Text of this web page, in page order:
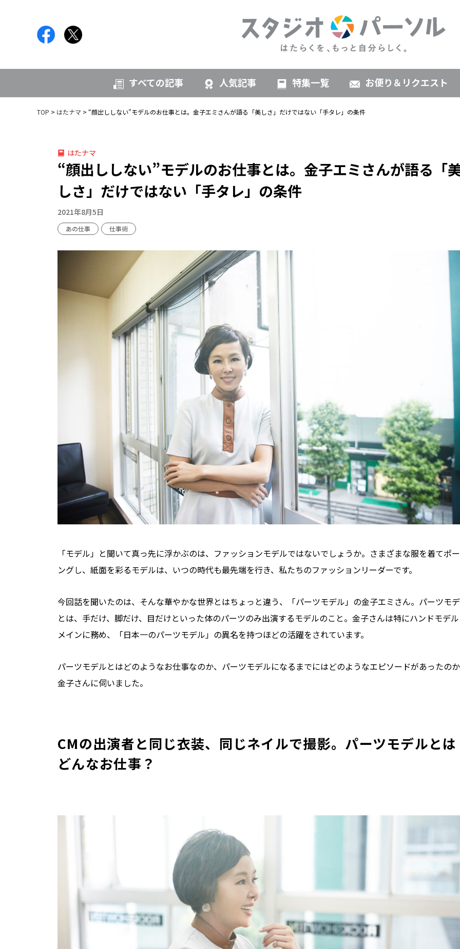
すべての記事 人気記事 特集一覧 お便り＆リクエスト
TOP はたナマ “顔出ししない”モデルのお仕事とは。金子エミさんが語る「美しさ」だけではない「手タレ」の条件
はたナマ
“顔出ししない”モデルのお仕事とは。金子エミさんが語る「
しさ」だけではない「手タレ」の条件
2021年8月5日
あの仕事 仕事術
「モデル」と聞いて真っ先に浮かぶのは、ファッションモデルではないでしょうか。さまざまな服を着てポ
ングし、紙面を彩るモデルは、いつの時代も最先端を行き、私たちのファッションリーダーです。
今回話を聞いたのは、そんな華やかな世界とはちょっと違う、「パーツモデル」の金子エミさん。パーツモ
とは、手だけ、脚だけ、目だけといった体のパーツのみ出演するモデルのこと。金子さんは特にハンドモデ
メインに務め、「日本一のパーツモデル」の異名を持つほどの活躍をされています。
パーツモデルとはどのようなお仕事なのか、パーツモデルになるまでにはどのようなエピソードがあったの
金子さんに伺いました。
CMの出演者と同じ衣装、同じネイルで撮影。パーツモデルとは
どんなお仕事？